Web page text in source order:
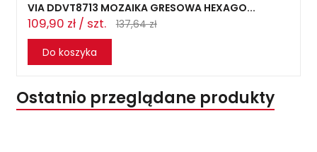
VIA DDVT8713 MOZAIKA GRESOWA HEXAGO...
109,90 zł / szt.
137,64 zł
Do koszyka
Ostatnio przeglądane produkty